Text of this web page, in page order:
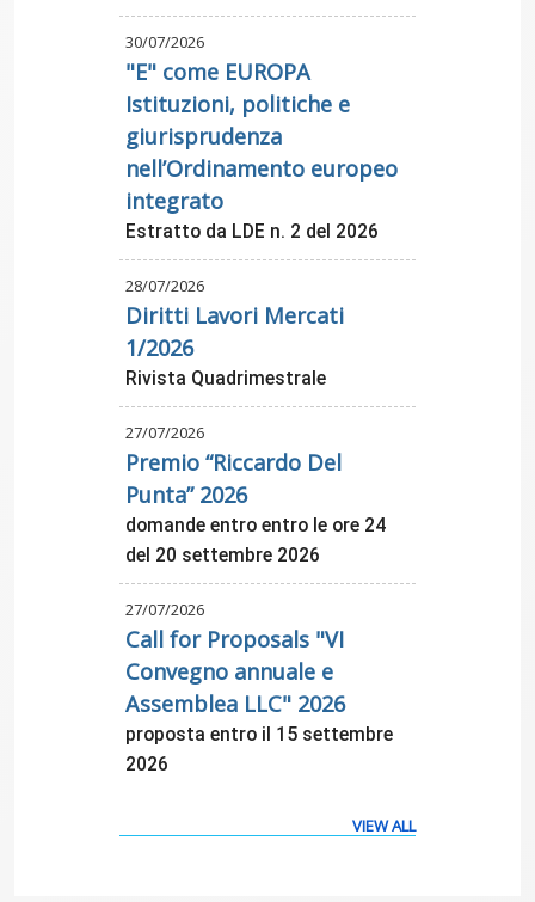
30/07/2026
"E" come EUROPA
Istituzioni, politiche e
giurisprudenza
nell’Ordinamento europeo
integrato
Estratto da LDE n. 2 del 2026
28/07/2026
Diritti Lavori Mercati
1/2026
Rivista Quadrimestrale
27/07/2026
Premio “Riccardo Del
Punta” 2026
domande entro entro le ore 24
del 20 settembre 2026
27/07/2026
Call for Proposals "VI
Convegno annuale e
Assemblea LLC" 2026
proposta entro il 15 settembre
2026
VIEW ALL